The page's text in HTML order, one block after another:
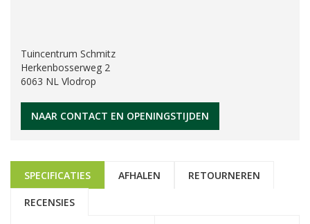
Tuincentrum Schmitz
Herkenbosserweg 2
6063 NL Vlodrop
NAAR CONTACT EN OPENINGSTIJDEN
SPECIFICATIES AFHALEN RETOURNEREN
RECENSIES